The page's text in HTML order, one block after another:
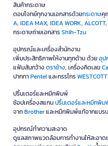
สินค้ากระดาษ
ตอบโจทย์ทุกงานเอกสารด้วยกระดาษคุ
A, IDEA MAX, IDEA WORK, ALCOTT,
กระดาษถ่ายเอกสารShih-Tzu
อุปกรณ์และเครื่องสำนักงาน
เพิ่มประสิทธิภาพให้งานทุกด้าน ด้วยอุป
แฟ้มสันกว้างตราช้าง, เครื่องคิดเลข
ปากกาPentelและกรรไกรWESTCOTT
ปริ้นเตอร์และหมึกพิมพ์
ช้อปเครื่องสแกนปริ้นเตอร์และหมึกพิม
จากBrotherและหมึกพิมพ์แท้จากแบร
อุปกรณ์ทำความสะอาด
ดูแลสภาพแวดล้อมการทำงานให้สะอา